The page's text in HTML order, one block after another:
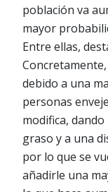
población va
mayor
Entre ellas,
debido a una
personas
modifica,
graso y a una
por lo que se
añadirle una